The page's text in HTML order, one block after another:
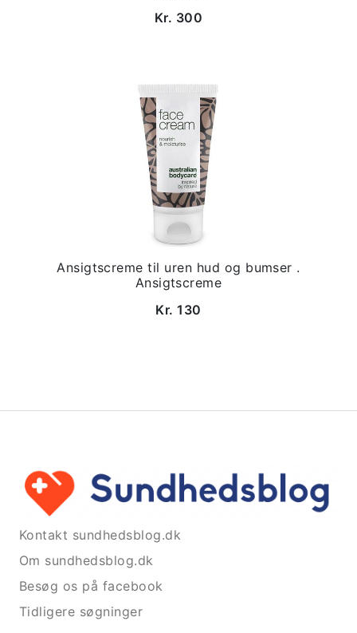
Kr. 300
Ansigtscreme til uren hud og bumser .
Ansigtscreme
Kr. 130
Kontakt sundhedsblog.dk
Om sundhedsblog.dk
Besøg os på facebook
Tidligere søgninger